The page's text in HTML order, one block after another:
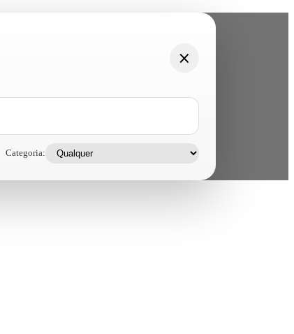
Categoria: